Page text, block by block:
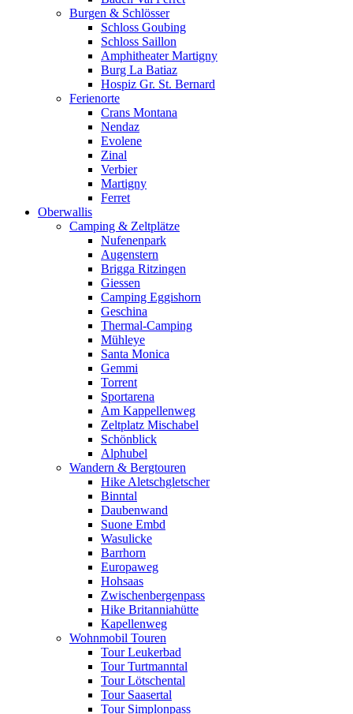
Burgen & Schlösser
Schloss Goubing
Schloss Saillon
Amphitheater Martigny
Burg La Batiaz
Hospiz Gr. St. Bernard
Ferienorte
Crans Montana
Nendaz
Evolene
Zinal
Verbier
Martigny
Ferret
Oberwallis
Camping & Zeltplätze
Nufenenpark
Augenstern
Brigga Ritzingen
Giessen
Camping Eggishorn
Geschina
Thermal-Camping
Mühleye
Santa Monica
Gemmi
Torrent
Sportarena
Am Kappellenweg
Zeltplatz Mischabel
Schönblick
Alphubel
Wandern & Bergtouren
Hike Aletschgletscher
Binntal
Daubenwand
Suone Embd
Wasulicke
Barrhorn
Europaweg
Hohsaas
Zwischenbergenpass
Hike Britanniahütte
Kapellenweg
Wohnmobil Touren
Tour Leukerbad
Tour Turtmanntal
Tour Lötschental
Tour Saasertal
Tour Simplonpass